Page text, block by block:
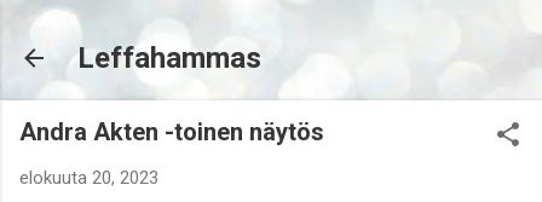
Leffahammas
Andra Akten -toinen näytös
elokuuta 20, 2023